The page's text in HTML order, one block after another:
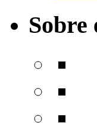
Sobre